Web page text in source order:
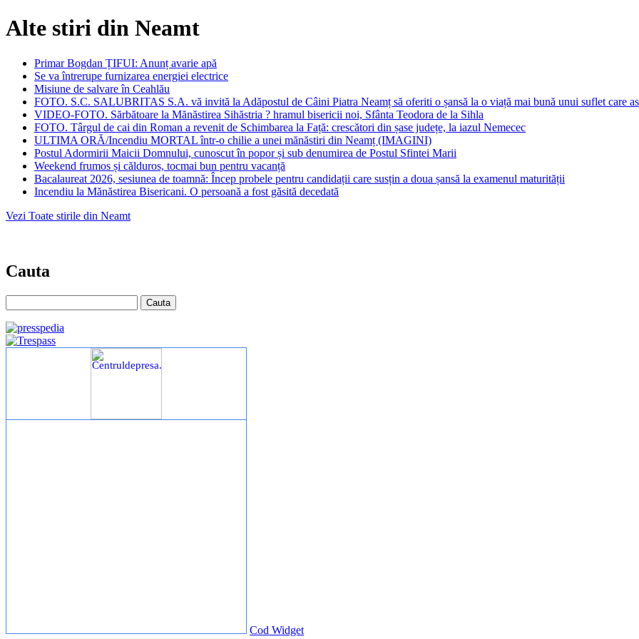
Alte stiri din Neamt
Primar Bogdan ȚIFUI: Anunț avarie apă
Se va întrerupe furnizarea energiei electrice
Misiune de salvare în Ceahlău
FOTO. S.C. SALUBRITAS S.A. vă invită la Adăpostul de Câini Piatra Neamț să oferiti o șansă la o viață mai bună unui suflet care
VIDEO-FOTO. Sărbătoare la Mănăstirea Sihăstria ? hramul bisericii noi, Sfânta Teodora de la Sihla
FOTO. Târgul de cai din Roman a revenit de Schimbarea la Față: crescători din șase județe, la iazul Nemecec
ULTIMA ORĂ/Incendiu MORTAL într-o chilie a unei mănăstiri din Neamț (IMAGINI)
Postul Adormirii Maicii Domnului, cunoscut în popor și sub denumirea de Postul Sfintei Marii
Weekend frumos și călduros, tocmai bun pentru vacanță
Bacalaureat 2026, sesiunea de toamnă: Încep probele pentru candidații care susțin a doua șansă la examenul maturității
Incendiu la Mănăstirea Bisericani. O persoană a fost găsită decedată
Vezi Toate stirile din Neamt
Cauta
Cod Widget